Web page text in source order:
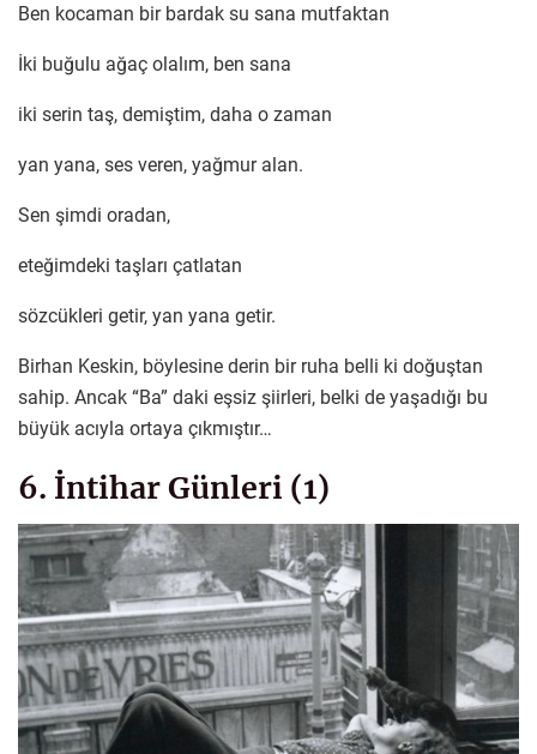
Ben kocaman bir bardak su sana mutfaktan
İki buğulu ağaç olalım, ben sana
iki serin taş, demiştim, daha o zaman
yan yana, ses veren, yağmur alan.
Sen şimdi oradan,
eteğimdeki taşları çatlatan
sözcükleri getir, yan yana getir.
Birhan Keskin, böylesine derin bir ruha belli ki doğuştan
sahip. Ancak “Ba” daki eşsiz şiirleri, belki de yaşadığı bu
büyük acıyla ortaya çıkmıştır…
6. İntihar Günleri (1)